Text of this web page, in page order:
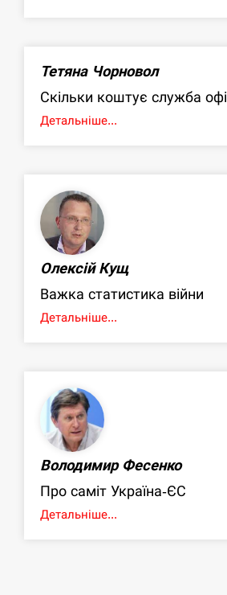
Тетяна Чорновол
Скільки коштує служба
Детальніше...
Олексій Кущ
Важка статистика війни
Детальніше...
Володимир Фесенко
Про саміт Україна-ЄС
Детальніше...